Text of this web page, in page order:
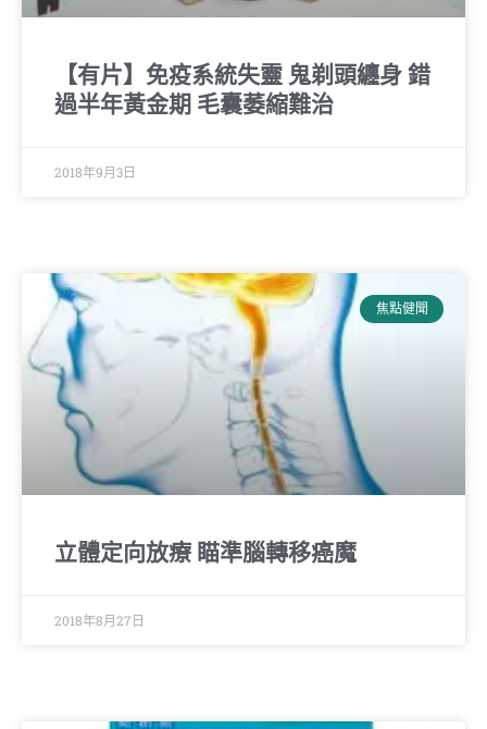
【有片】免疫系統失靈 鬼剃頭纏身 錯
過半年黃金期 毛囊萎縮難治
2018年9月3日
焦點健聞
立體定向放療 瞄準腦轉移癌魔
2018年8月27日